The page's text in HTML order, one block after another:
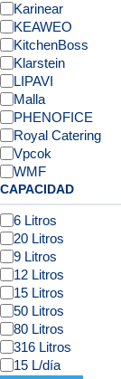
Karinear
KEAWEO
KitchenBoss
Klarstein
LIPAVI
Malla
PHENOFICE
Royal Catering
Vpcok
WMF
CAPACIDAD
6 Litros
20 Litros
9 Litros
12 Litros
15 Litros
50 Litros
80 Litros
316 Litros
15 L/día